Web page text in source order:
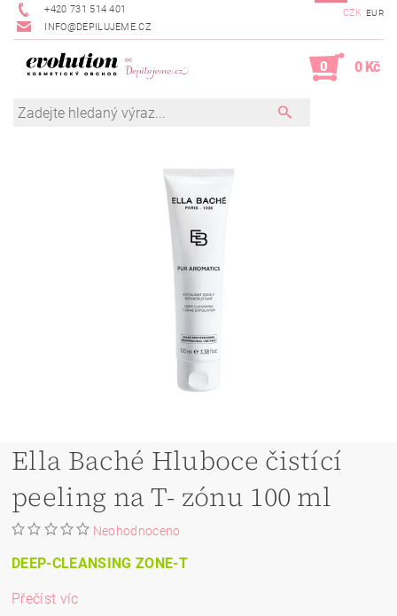
+420 731 514 401
INFO@DEPILUJEME.CZ
CZK EUR
0 0 Kč
Ella Baché Hluboce čistící
peeling na T- zónu 100 ml
Neohodnoceno
DEEP-CLEANSING ZONE-T
Přečíst víc